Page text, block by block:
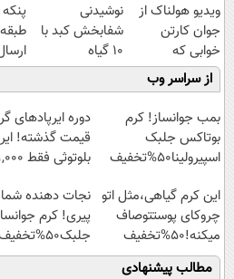
ویدیو هولناک از
جوان کارتن
خوابی که
میلیاردر شد.
آموزش رایگان
نوشیدنی
شفابخش کبد با
10 گیاه
موثر(تخفیف تا
امشب)
از سراسر وب
بمب جوانساز! کرم
بوتاکس جلبک
اسپیرولینا50%تخفیف
دوره ایرپاد‌های
قیمت گذشته!
بلوتوثی
این کرم گیاهی،مثل اتو
چروکای پوستتوصاف
میکنه!50%تخفیف
نجات دهنده شما
پیری! کرم
جلبک50%تخفیف
مطالب پیشنهادی